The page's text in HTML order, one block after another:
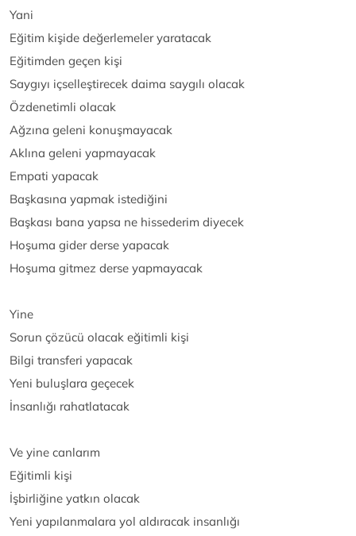
Yani
Eğitim kişide değerlemeler yaratacak
Eğitimden geçen kişi
Saygıyı içselleştirecek daima saygılı olacak
Özdenetimli olacak
Ağzına geleni konuşmayacak
Aklına geleni yapmayacak
Empati yapacak
Başkasına yapmak istediğini
Başkası bana yapsa ne hissederim diyecek
Hoşuma gider derse yapacak
Hoşuma gitmez derse yapmayacak
Yine
Sorun çözücü olacak eğitimli kişi
Bilgi transferi yapacak
Yeni buluşlara geçecek
İnsanlığı rahatlatacak
Ve yine canlarım
Eğitimli kişi
İşbirliğine yatkın olacak
Yeni yapılanmalara yol aldıracak insanlığı